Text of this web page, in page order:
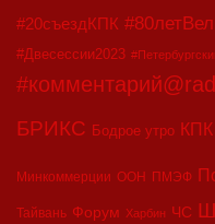
#20съездКПК
#Двесессии2023
БРИКС Бодрое утро КПК
Минкоммерции ООН ПМЭФ
Тайвань Форум Харбин ЧС